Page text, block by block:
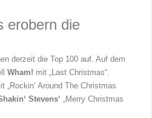
erobern die
derzeit die Top 100 auf. Auf dem
Wham! mit „Last Christmas“.
„Rockin‘ Around The Christmas
Stevens‘ „Merry Christmas